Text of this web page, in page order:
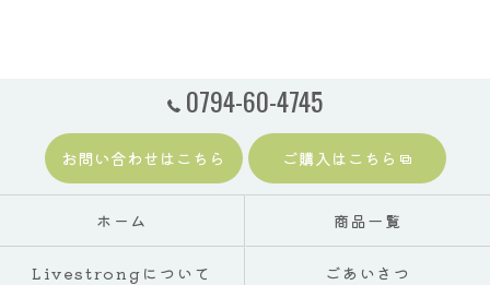
0794-60-4745
お問い合わせはこちら ご購入はこちら
ホーム 商品一覧
Livestrongについて ごあいさつ